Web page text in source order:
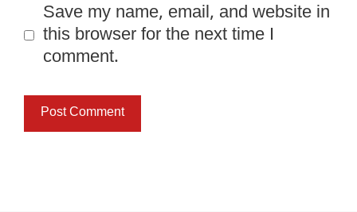
Save my name, email, and website in
this browser for the next time I
comment.